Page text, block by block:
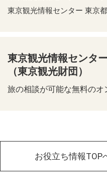
東京観光情報センター 東京
東京観光情報センタ
（東京観光財団）
旅の相談が可能な無料のオ
お役立ち情報TOP